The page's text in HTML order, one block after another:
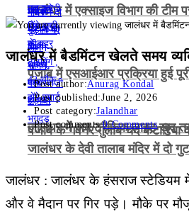
जालंधर में एक्साइज विभाग की टीम
पंजाब में एसआईआर प्रक्रिया हुई
पंजाब के गवर्नर गुलाब चंद
जालंधर में अब ट्रैफिक लाइट खुद तय
जालंधर के देवी तालाब मंदिर में दो
जालंधर में बैडमिंटन खेलते समय
Post author:Anurag Kondal
Post published:June 2, 2026
Post category:Jalandhar
Post comments:0 Comments
जालंधर : जालंधर के हंसराज स्टेडियम
और वे मैदान पर गिर पड़े। मौके पर